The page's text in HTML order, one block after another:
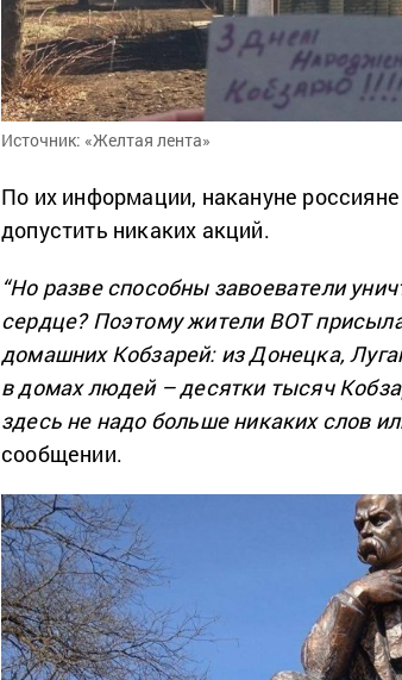
Источник: «Желтая лента»
По их информации, накануне
допустить никаких акций.
“Но разве способны завоеватели
сердце? Поэтому жители ВОТ
домашних Кобзарей: из Донецка,
в домах людей – десятки тысяч
здесь не надо больше никаких слов
сообщении.